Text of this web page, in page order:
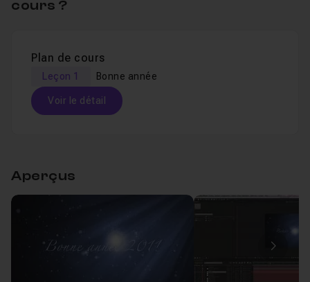
cours ?
Plan de cours
Leçon 1 Bonne année
Voir le détail
Aperçus